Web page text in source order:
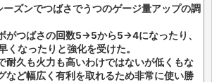
ズンでつばさでうつのゲージ量アップの調
がつばさの回数5→5から5→4になったり、
なったりと強化を受けた。
耐久も火力も高いわけではないが低くもな
など幅広く有利を取れるため非常に使い勝